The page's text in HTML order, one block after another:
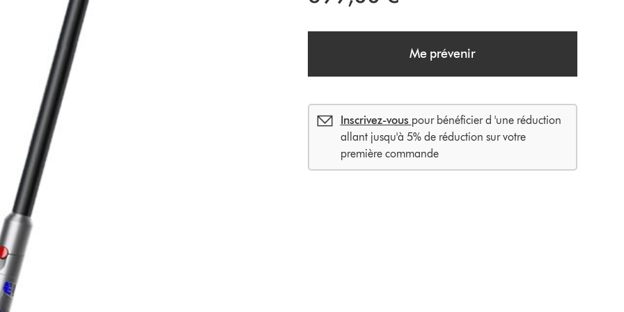
Me prévenir
Inscrivez-vous pour bénéficier d 'une réduction
allant jusqu'à 5% de réduction sur votre
première commande